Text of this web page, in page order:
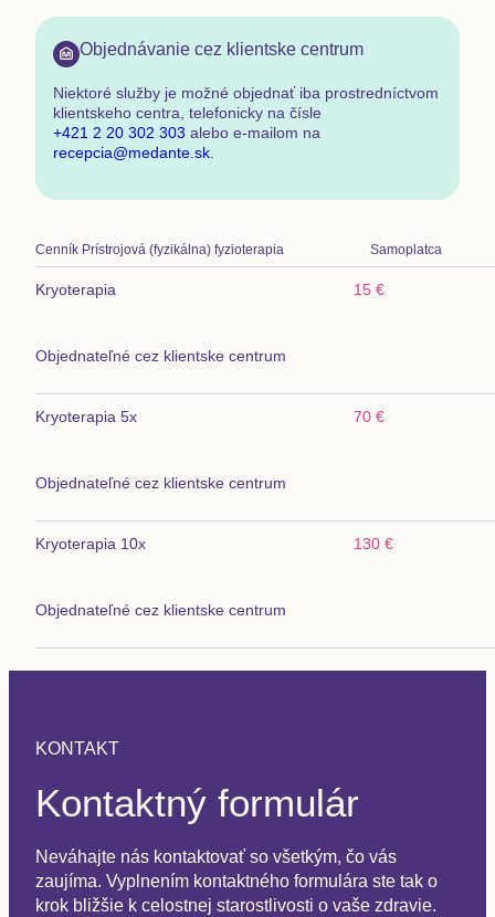
Objednávanie cez klientske centrum
Niektoré služby je možné objednať iba prostredníctvom
klientskeho centra telefonicky na čísle
+421 2 20 302 303 alebo e-mailom na
recepcia@medante.sk
Cenník Prístrojová (fyzikálna) fyzioterapia Samoplatca
Kryoterapia
Objednateľné cez klientske centrum
15 €
Kryoterapia 5x
Objednateľné cez klientske centrum
70 €
Kryoterapia 10x
Objednateľné cez klientske centrum
130 €
KONTAKT
Kontaktný formulár
Neváhajte nás kontaktovať so všetkým, čo vás
zaujíma. Vyplnením kontaktného formulára ste tak o
krok bližšie k celostnej starostlivosti o vaše zdravie.